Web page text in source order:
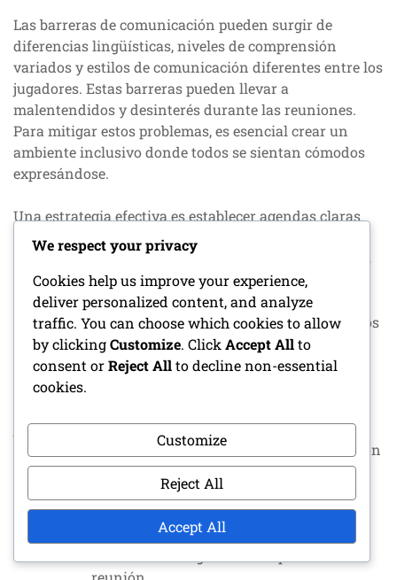
Las barreras de comunicación pueden surgir de
diferencias lingüísticas, niveles de comprensión
variados y estilos de comunicación diferentes entre los
jugadores. Estas barreras pueden llevar a
malentendidos y desinterés durante las reuniones.
Para mitigar estos problemas, es esencial crear un
ambiente inclusivo donde todos se sientan cómodos
expresándose.
Una estrategia efectiva es establecer agendas claras
antes de las reuniones, delineando los temas a
discutir. Esto ayuda a los jugadores a prepararse y los
anima a contribuir de manera significativa. Además,
usar un lenguaje simple y evitar la jerga puede hacer
que las discusiones sean más accesibles para todos los
miembros del equipo.
Las técnicas de escucha activa son cruciales para
jugadores a parafrasear lo que otros dicen para
confirmar la comprensión y mostrar que su aportación
es valorada. Esta práctica no solo mejora la claridad,
sino que también fomenta un sentido de comunidad
dentro del equipo.
We respect your privacy
Cookies help us improve your experience,
deliver personalized content, and analyze
traffic. You can choose which cookies to allow
by clickingCustomize. Click Accept Allto
consent orReject Allto decline non-essential
cookies.
Customize
Reject All
Accept All